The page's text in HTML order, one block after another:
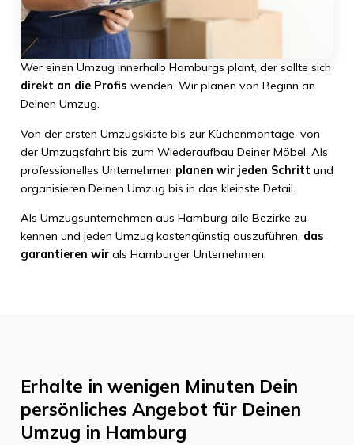
Wer einen Umzug innerhalb Hamburgs plant, der sollte sich
direkt an die Profis wenden. Wir planen von Beginn an
Deinen Umzug.
Von der ersten Umzugskiste bis zur Küchenmontage, von
der Umzugsfahrt bis zum Wiederaufbau Deiner Möbel. Als
professionelles Unternehmen planen wir jeden Schritt und
organisieren Deinen Umzug bis in das kleinste Detail.
Als Umzugsunternehmen aus Hamburg alle Bezirke zu
kennen und jeden Umzug kostengünstig auszuführen, das
garantieren wirals Hamburger Unternehmen.
Erhalte in wenigen Minuten Dein
persönliches Angebot für Deinen
Umzug in Hamburg